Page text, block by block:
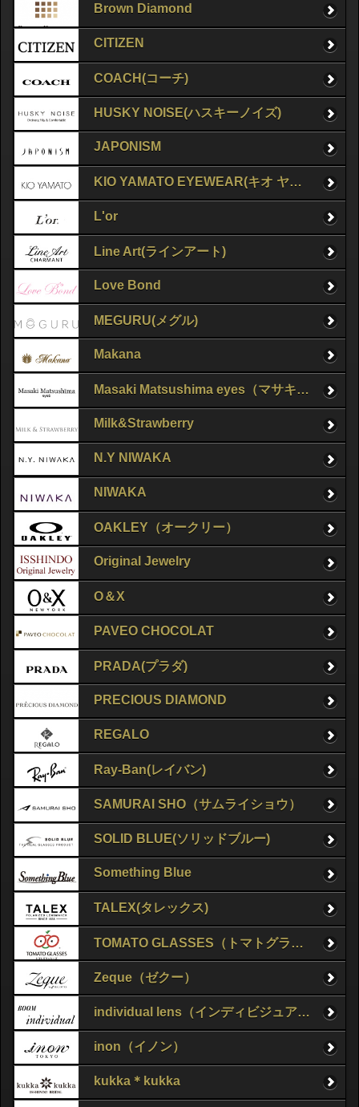
Brown Diamond
CITIZEN
COACH(コーチ)
HUSKY NOISE(ハスキーノイズ)
JAPONISM
KIO YAMATO EYEWEAR(キオ ヤマト アイウェア)
L'or
Line Art(ラインアート)
Love Bond
MEGURU(メグル)
Makana
Masaki Matsushima eyes（マサキマツシマ）
Milk&Strawberry
N.Y NIWAKA
NIWAKA
OAKLEY（オークリー）
Original Jewelry
O＆X
PAVEO CHOCOLAT
PRADA(プラダ)
PRECIOUS DIAMOND
REGALO
Ray-Ban(レイバン)
SAMURAI SHO（サムライショウ）
SOLID BLUE(ソリッドブルー)
Something Blue
TALEX(タレックス)
TOMATO GLASSES（トマトグラッシーズ）
Zeque（ゼクー）
individual lens（インディビジュアルレンズ）
inon（イノン）
kukka＊kukka